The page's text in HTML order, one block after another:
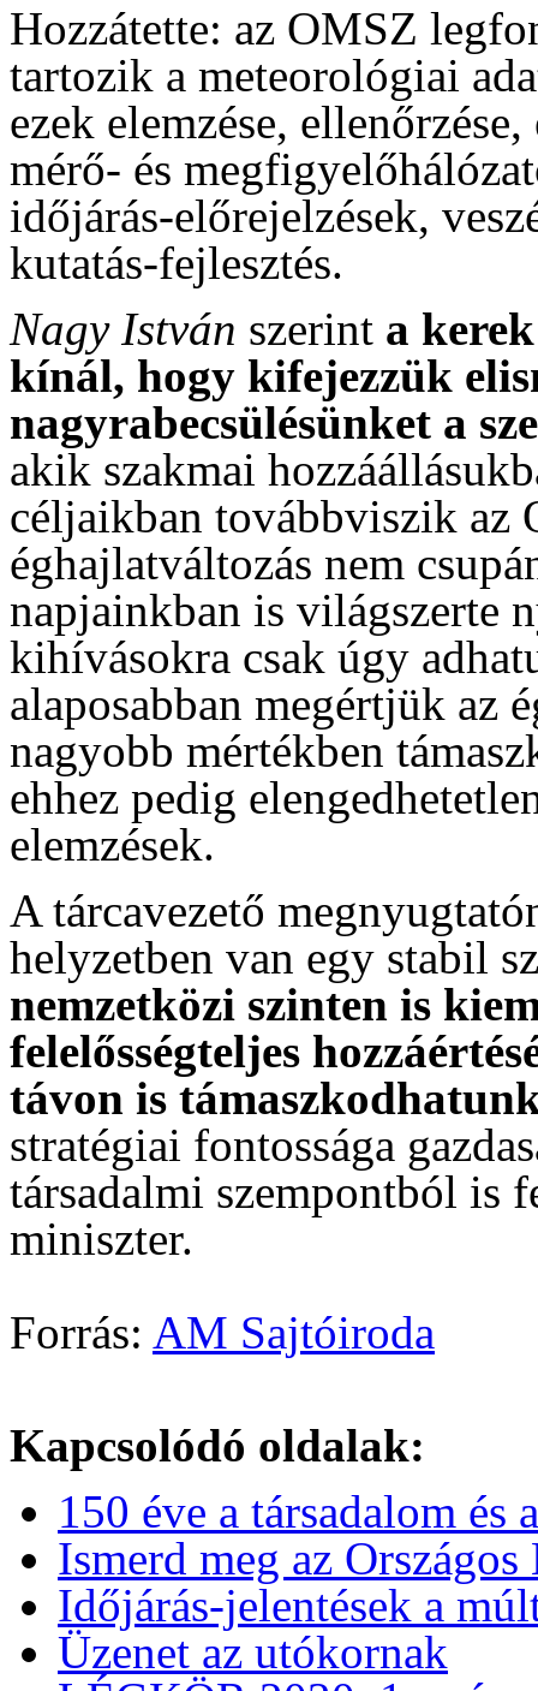
Hozzátette: az OMSZ
tartozik a meteorológiai
ezek elemzése,
mérő- és
időjárás-előrejelzések,
kutatás-fejlesztés.
Nagy István szerint a
kínál, hogy kifejezzük
nagyrabecsülésünket a
akik szakmai
céljaikban továbbviszik az
éghajlatváltozás nem
napjainkban is világszerte
kihívásokra csak úgy
alaposabban megértjük az
nagyobb mértékben
ehhez pedig
elemzések.
A tárcavezető
helyzetben van egy stabil
nemzetközi szinten is
felelősségteljes
távon is
stratégiai fontossága
társadalmi szempontból is
miniszter.
Forrás: AM Sajtóiroda
Kapcsolódó oldalak:
150 éve a társadalom és
Ismerd meg az
Időjárás-jelentések a
Üzenet az utókornak